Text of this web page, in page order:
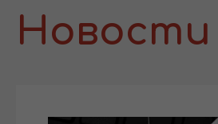
Новости